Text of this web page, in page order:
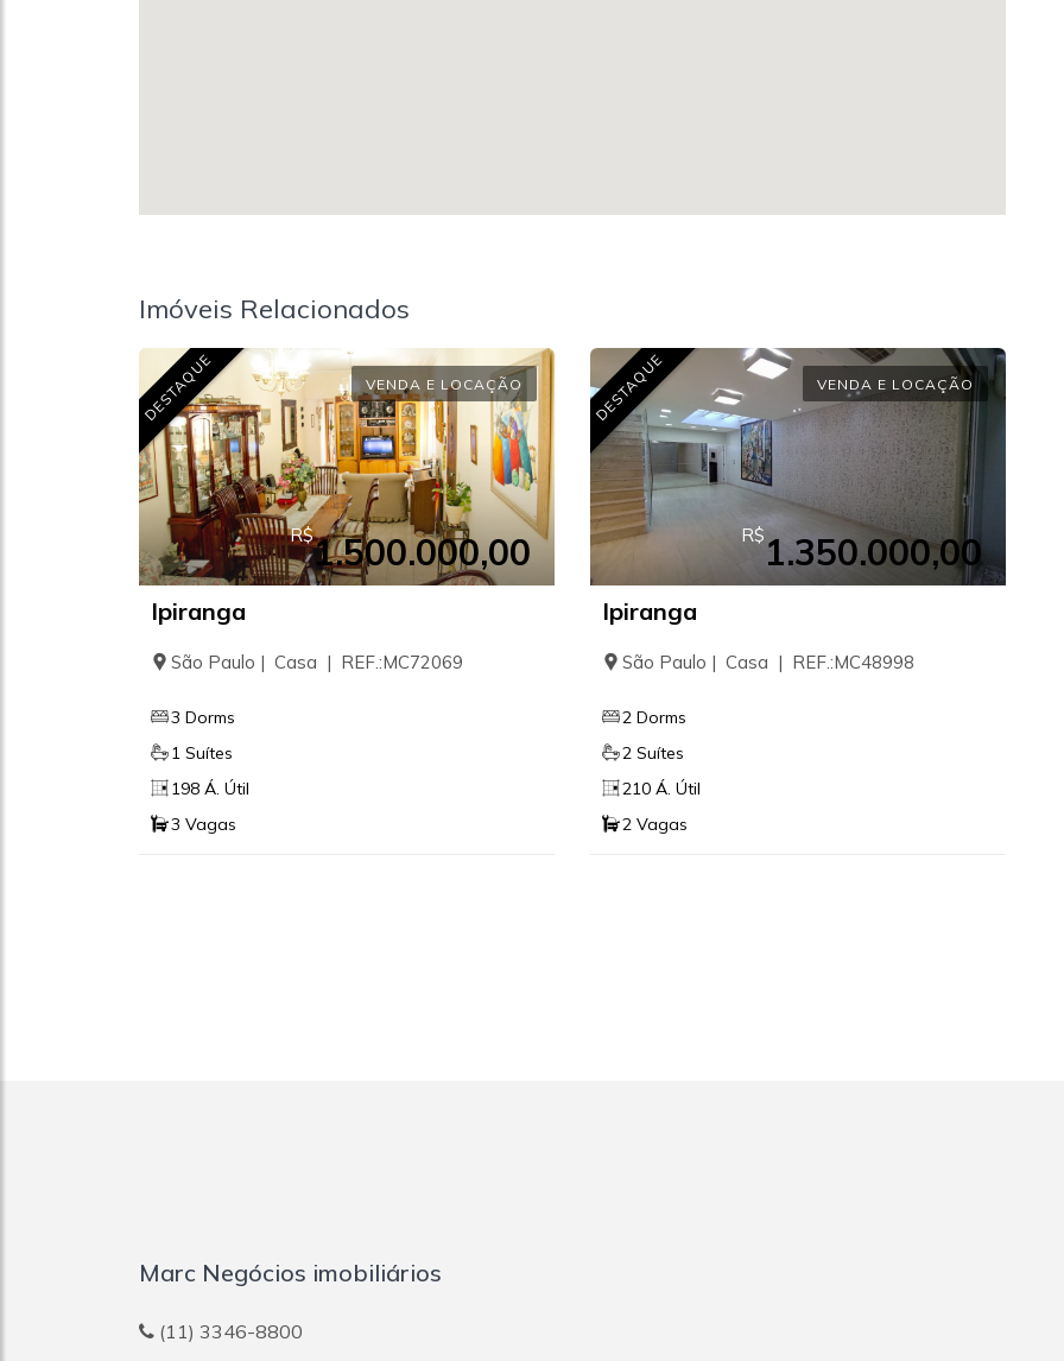
Imóveis Relacionados
DESTAQUE VENDA E LOCAÇÃO
R$1.500.000,00
Ipiranga
São Paulo | Casa | REF.:MC72069
3 Dorms
1 Suítes
198 Á. Útil
3 Vagas
DESTAQUE VENDA E LOCAÇÃO
R$1.350.000,00
Ipiranga
São Paulo | Casa | REF.:MC48998
2 Dorms
2 Suítes
210 Á. Útil
2 Vagas
Marc Negócios imobiliários
(11) 3346-8800